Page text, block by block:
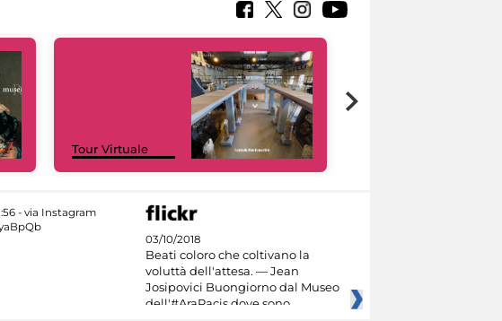
Tour Virtuale
03/10/2018
Beati coloro che coltivano la
voluttà dell'attesa. — Jean
Josipovici Buongiorno dal Museo
dell'#AraPacis dove sono